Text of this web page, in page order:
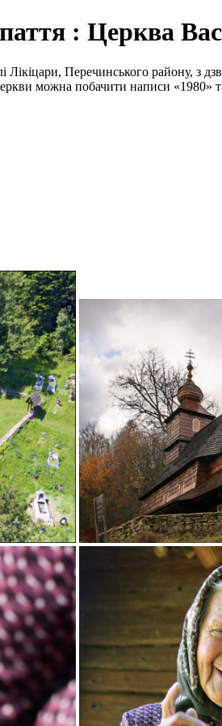
: Церква
Перечинського району, з
можна побачити написи «1980»